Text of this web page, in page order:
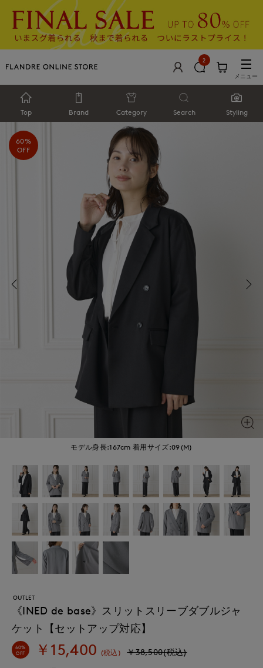
2
メニュー
Top Brand Category Search Styling
モデル身長:167cm 着用サイズ:09(M)
60%
OFF
OUTLET
《INED de base》スリットスリーブダブルジャ
ケット【セットアップ対応】
60%
OFF
￥15,400 (税込) ￥38,500(税込)